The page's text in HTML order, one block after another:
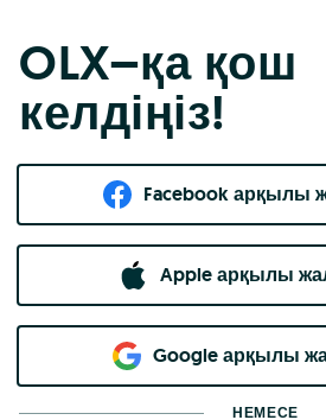
OLX–қа қош
келдіңіз!
Facebook арқылы
Apple арқылы
Google арқылы
НЕМЕСЕ